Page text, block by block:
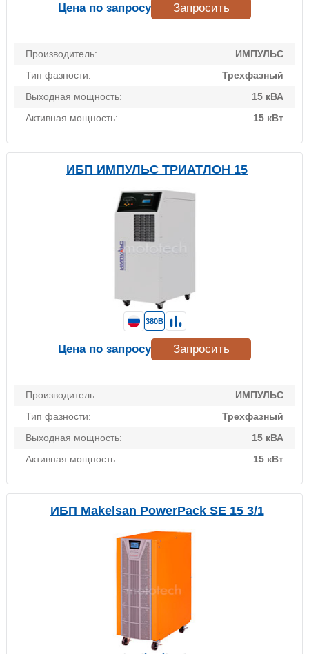
Производитель:
ИМПУЛЬС
Тип фазности:
Трехфазный
Выходная мощность:
15 кВА
Активная мощность:
15 кВт
Цена по запросу Запросить
ИБП ИМПУЛЬС ТРИАТЛОН 15
Производитель:
ИМПУЛЬС
Тип фазности:
Трехфазный
Выходная мощность:
15 кВА
Активная мощность:
15 кВт
380В
Цена по запросу Запросить
ИБП Makelsan PowerPack SE 15 3/1